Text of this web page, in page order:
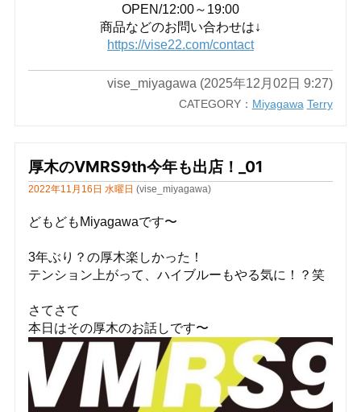
OPEN/12:00～19:00
商品などのお問い合わせは↓
https://vise22.com/contact
vise_miyagawa (2025年12月02日 9:27)
CATEGORY： Miyagawa Terry
厚木のVMRS9th今年も出店！_01
2022年11月16日 水曜日 (vise_miyagawa)
どもどもMiyagawaです〜
3年ぶり？の厚木楽しかった！
テンション上がって、ハイブルーもやる気に！？笑
さてさて
本日はその厚木のお話しです〜